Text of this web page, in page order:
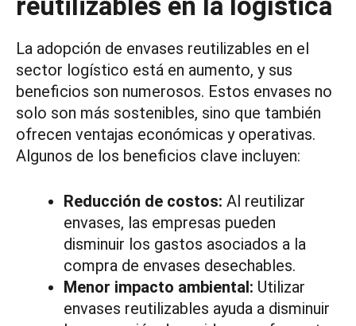
La adopción de envases reutilizables en el
sector logístico está en aumento, y sus
beneficios son numerosos. Estos envases no
solo son más sostenibles, sino que también
ofrecen ventajas económicas y operativas.
Algunos de los beneficios clave incluyen:
Reducción de costos: Al reutilizar
envases, las empresas pueden
disminuir los gastos asociados a la
compra de envases desechables.
Menor impacto ambiental: Utilizar
envases reutilizables ayuda a disminuir